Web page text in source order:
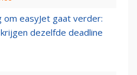
om easyJet gaat verder:
dezelfde deadline